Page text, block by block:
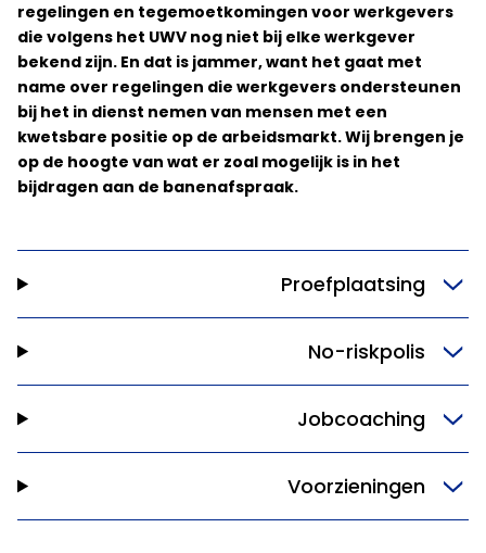
regelingen en tegemoetkomingen voor werkgevers
die volgens het UWV nog niet bij elke werkgever
bekend zijn. En dat is jammer, want het gaat met
name over regelingen die werkgevers ondersteunen
bij het in dienst nemen van mensen met een
kwetsbare positie op de arbeidsmarkt. Wij brengen je
op de hoogte van wat er zoal mogelijk is in het
bijdragen aan de banenafspraak.
Proefplaatsing
No-riskpolis
Jobcoaching
Voorzieningen